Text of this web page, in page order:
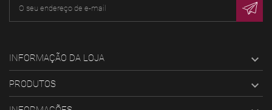
INFORMAÇÃO DA LOJA 
PRODUTOS 